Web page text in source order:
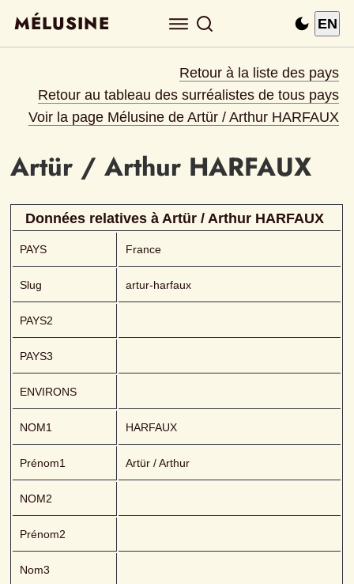
MÉLUSINE EN
Retour à la liste des pays
Retour au tableau des surréalistes de tous pays
Voir la page Mélusine de Artür / Arthur HARFAUX
Artür / Arthur HARFAUX
Données relatives à Artür / Arthur HARFAUX
PAYS France
Slug artur-harfaux
PAYS2
PAYS3
ENVIRONS
NOM1 HARFAUX
Prénom1 Artür / Arthur
NOM2
Prénom2
Nom3